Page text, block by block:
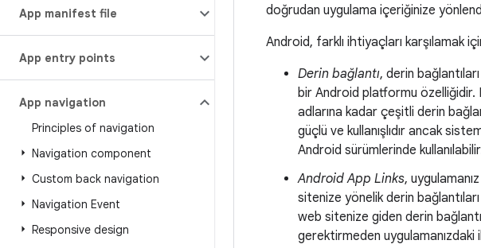
App manifest file
App entry points
App navigation
Principles of navigation
Navigation component
Custom back navigation
Navigation Event
Responsive design
doğrudan uygulama içeriğinize
Android, farklı ihtiyaçları karşılamak
Derin bağlantı, derin
bir Android platformu özelliğidir.
adlarına kadar çeşitli derin
güçlü ve kullanışlıdır ancak
Android sürümlerinde
Android App Links,
sitenize yönelik derin
web sitenize giden derin
gerektirmeden uygulamanızdaki